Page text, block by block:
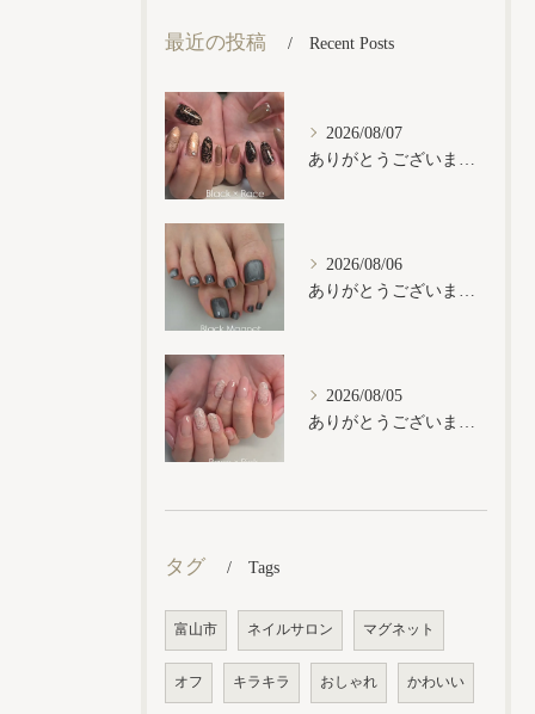
最近の投稿 Recent Posts
2026/08/07
2026/08/06
2026/08/05
タグ Tags
富山市 ネイルサロン マグネット
オフ キラキラ おしゃれ かわいい